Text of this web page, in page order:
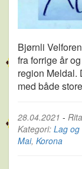
Bjørnli
fra forrige år
region Meldal.
med både
28.04.2021 -
Kategori: Lag og
Mai, Korona